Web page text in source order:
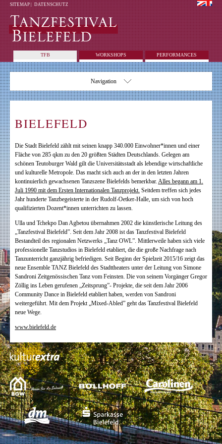
SITEMAP| DATENSCHUTZ
TFB WORKSHOPS PERFORMANCES
Navigation
BIELEFELD
Die Stadt Bielefeld zählt mit seinen knapp 340.000 Einwohner*innen und einer
Fläche von 285 qkm zu den 20 größten Städten Deutschlands. Gelegen am
schönen Teutoburger Wald gilt die Universitätsstadt als lebendige wirtschaftliche
und kulturelle Metropole. Das macht sich auch an der in den letzten Jahren
kontinuierlich gewachsenen Tanzszene Bielefelds bemerkbar. Alles begann am 1.
Juli 1990 mit dem Ersten Internationalen Tanzprojekt. Seitdem treffen sich jedes
Jahr hunderte Tanzbegeisterte in der Rudolf-Oetker-Halle, um sich von hoch
qualifizierten Dozent*innen unterrichten zu lassen.
Ulla und Tchekpo Dan Agbetou übernahmen 2002 die künstlerische Leitung des
„Tanzfestival Bielefeld”. Seit dem Jahr 2008 ist das Tanzfestival Bielefeld
Bestandteil des regionalen Netzwerks „Tanz OWL”. Mittlerweile haben sich viele
professionelle Tanzstudios in Bielefeld etabliert, die die große Nachfrage nach
Tanzunterricht ganzjährig befriedigen. Seit Beginn der Spielzeit 2015/16 zeigt das
neue Ensemble TANZ Bielefeld des Stadttheaters unter der Leitung von Simone
Sandroni Zeitgenössischen Tanz vom Feinsten. Die von seinem Vorgänger Gregor
Zöllig ins Leben gerufenen „Zeitsprung”- Projekte, die seit dem Jahr 2006
Community Dance in Bielefeld etabliert haben, werden von Sandroni
weitergeführt. Mit dem Projekt „Mixed-Abled” geht das Tanzfestival Bielefeld
neue Wege.
www.bielefeld.de